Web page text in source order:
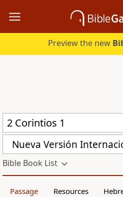
Preview the new
Bible Book List
Passage Resources